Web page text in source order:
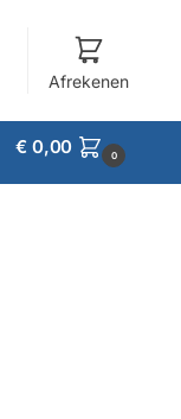
Afrekenen
€0,00 0